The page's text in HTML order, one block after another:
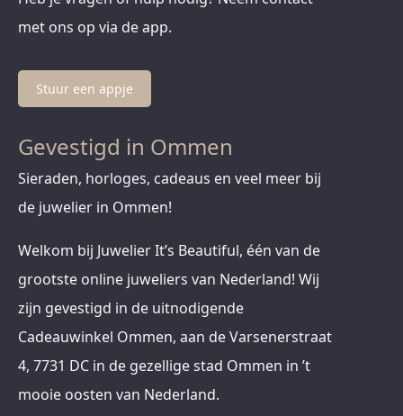
met ons op via de app.
Stuur een appje
Gevestigd in Ommen
Sieraden, horloges, cadeaus en veel meer bij
de juwelier in Ommen!
Welkom bij Juwelier It’s Beautiful, één van de
grootste online juweliers van Nederland! Wij
zijn gevestigd in de uitnodigende
Cadeauwinkel Ommen, aan de Varsenerstraat
4, 7731 DC in de gezellige stad Ommen in ’t
mooie oosten van Nederland.